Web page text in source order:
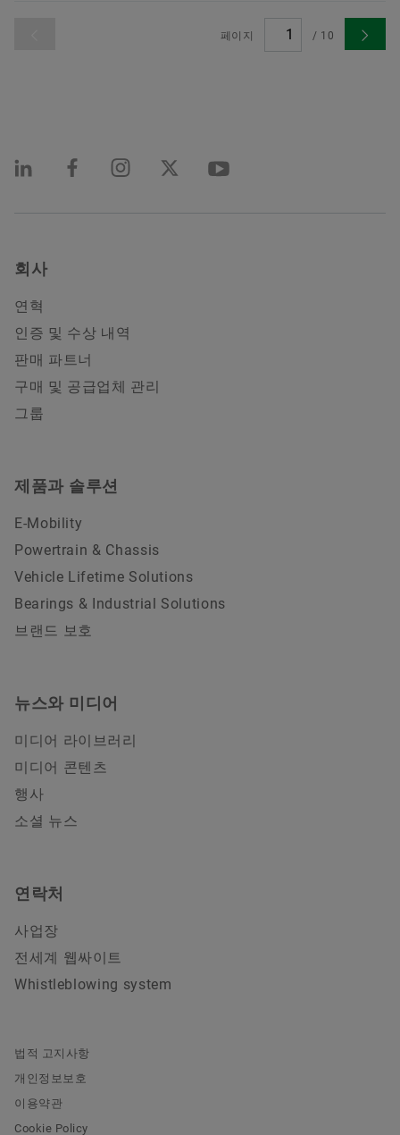
페이지 / 10
회사
연혁
인증 및 수상 내역
판매 파트너
구매 및 공급업체 관리
그룹
제품과 솔루션
E-Mobility
Powertrain & Chassis
Vehicle Lifetime Solutions
Bearings & Industrial Solutions
브랜드 보호
뉴스와 미디어
미디어 라이브러리
미디어 콘텐츠
행사
소셜 뉴스
연락처
사업장
전세계 웹싸이트
Whistleblowing system
법적 고지사항
개인정보보호
이용약관
Cookie Policy